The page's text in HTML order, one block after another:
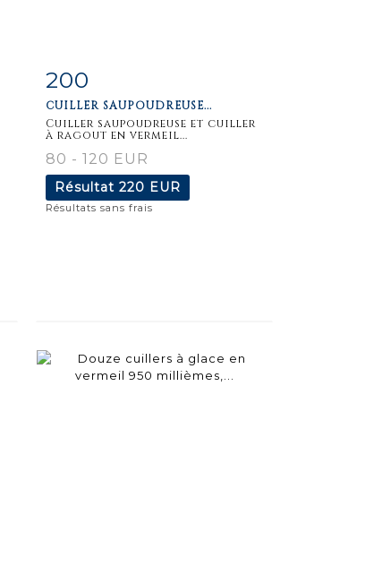
Fiche
200
CUILLER SAUPOUDREUSE...
Cuiller saupoudreuse et cuiller
à ragout en vermeil...
80 - 120 EUR
Résultat 220 EUR
Résultats sans frais